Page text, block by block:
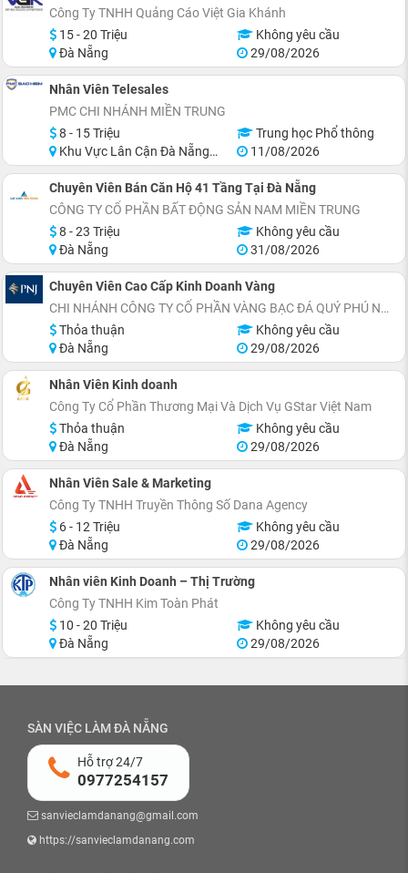
Công Ty TNHH Quảng Cáo Việt Gia Khánh
15 - 20 Triệu
Không yêu cầu
Đà Nẵng
29/08/2026
Nhân Viên Telesales
PMC CHI NHÁNH MIỀN TRUNG
8 - 15 Triệu
Trung học Phổ thông
Khu Vực Lân Cận Đà Nẵng, Thanh Khê
11/08/2026
Chuyên Viên Bán Căn Hộ 41 Tầng Tại Đà Nẵng
CÔNG TY CỔ PHẦN BẤT ĐỘNG SẢN NAM MIỀN TRUNG
8 - 23 Triệu
Không yêu cầu
Đà Nẵng
31/08/2026
Chuyên Viên Cao Cấp Kinh Doanh Vàng
CHI NHÁNH CÔNG TY CỔ PHẦN VÀNG BẠC ĐÁ QUÝ PHÚ NHUẬN TẠI ĐÀ NẴNG
Thỏa thuận
Không yêu cầu
Đà Nẵng
29/08/2026
Nhân Viên Kinh doanh
Công Ty Cổ Phần Thương Mại Và Dịch Vụ GStar Việt Nam
Thỏa thuận
Không yêu cầu
Đà Nẵng
29/08/2026
Nhân Viên Sale & Marketing
Công Ty TNHH Truyền Thông Số Dana Agency
6 - 12 Triệu
Không yêu cầu
Đà Nẵng
29/08/2026
Nhân viên Kinh Doanh – Thị Trường
Công Ty TNHH Kim Toàn Phát
10 - 20 Triệu
Không yêu cầu
Đà Nẵng
29/08/2026
SÀN VIỆC LÀM ĐÀ NẴNG
Hỗ trợ 24/7
0977254157
sanvieclamdanang@gmail.com
https://sanvieclamdanang.com